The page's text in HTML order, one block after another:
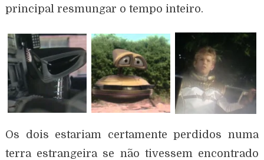
principal resmungar o tempo inteiro.
Os dois estariam certamente perdidos numa
terra estrangeira se não tivessem encontrado